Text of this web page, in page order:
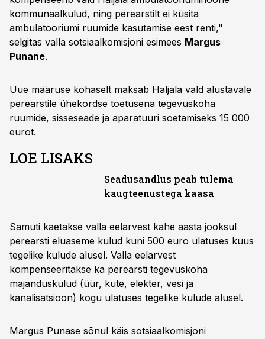
kommunaalkulud, ning perearstilt ei küsita
ambulatooriumi ruumide kasutamise eest renti,"
selgitas valla sotsiaalkomisjoni esimees Margus
Punane.
Uue määruse kohaselt maksab Haljala vald alustavale
perearstile ühekordse toetusena tegevuskoha
ruumide, sisseseade ja aparatuuri soetamiseks 15 000
eurot.
LOE LISAKS
Seadusandlus peab tulema
kaugteenustega kaasa
Samuti kaetakse valla eelarvest kahe aasta jooksul
perearsti eluaseme kulud kuni 500 euro ulatuses kuus
tegelike kulude alusel. Valla eelarvest
kompenseeritakse ka perearsti tegevuskoha
majanduskulud (üür, küte, elekter, vesi ja
kanalisatsioon) kogu ulatuses tegelike kulude alusel.
Margus Punase sõnul käis sotsiaalkomisjoni